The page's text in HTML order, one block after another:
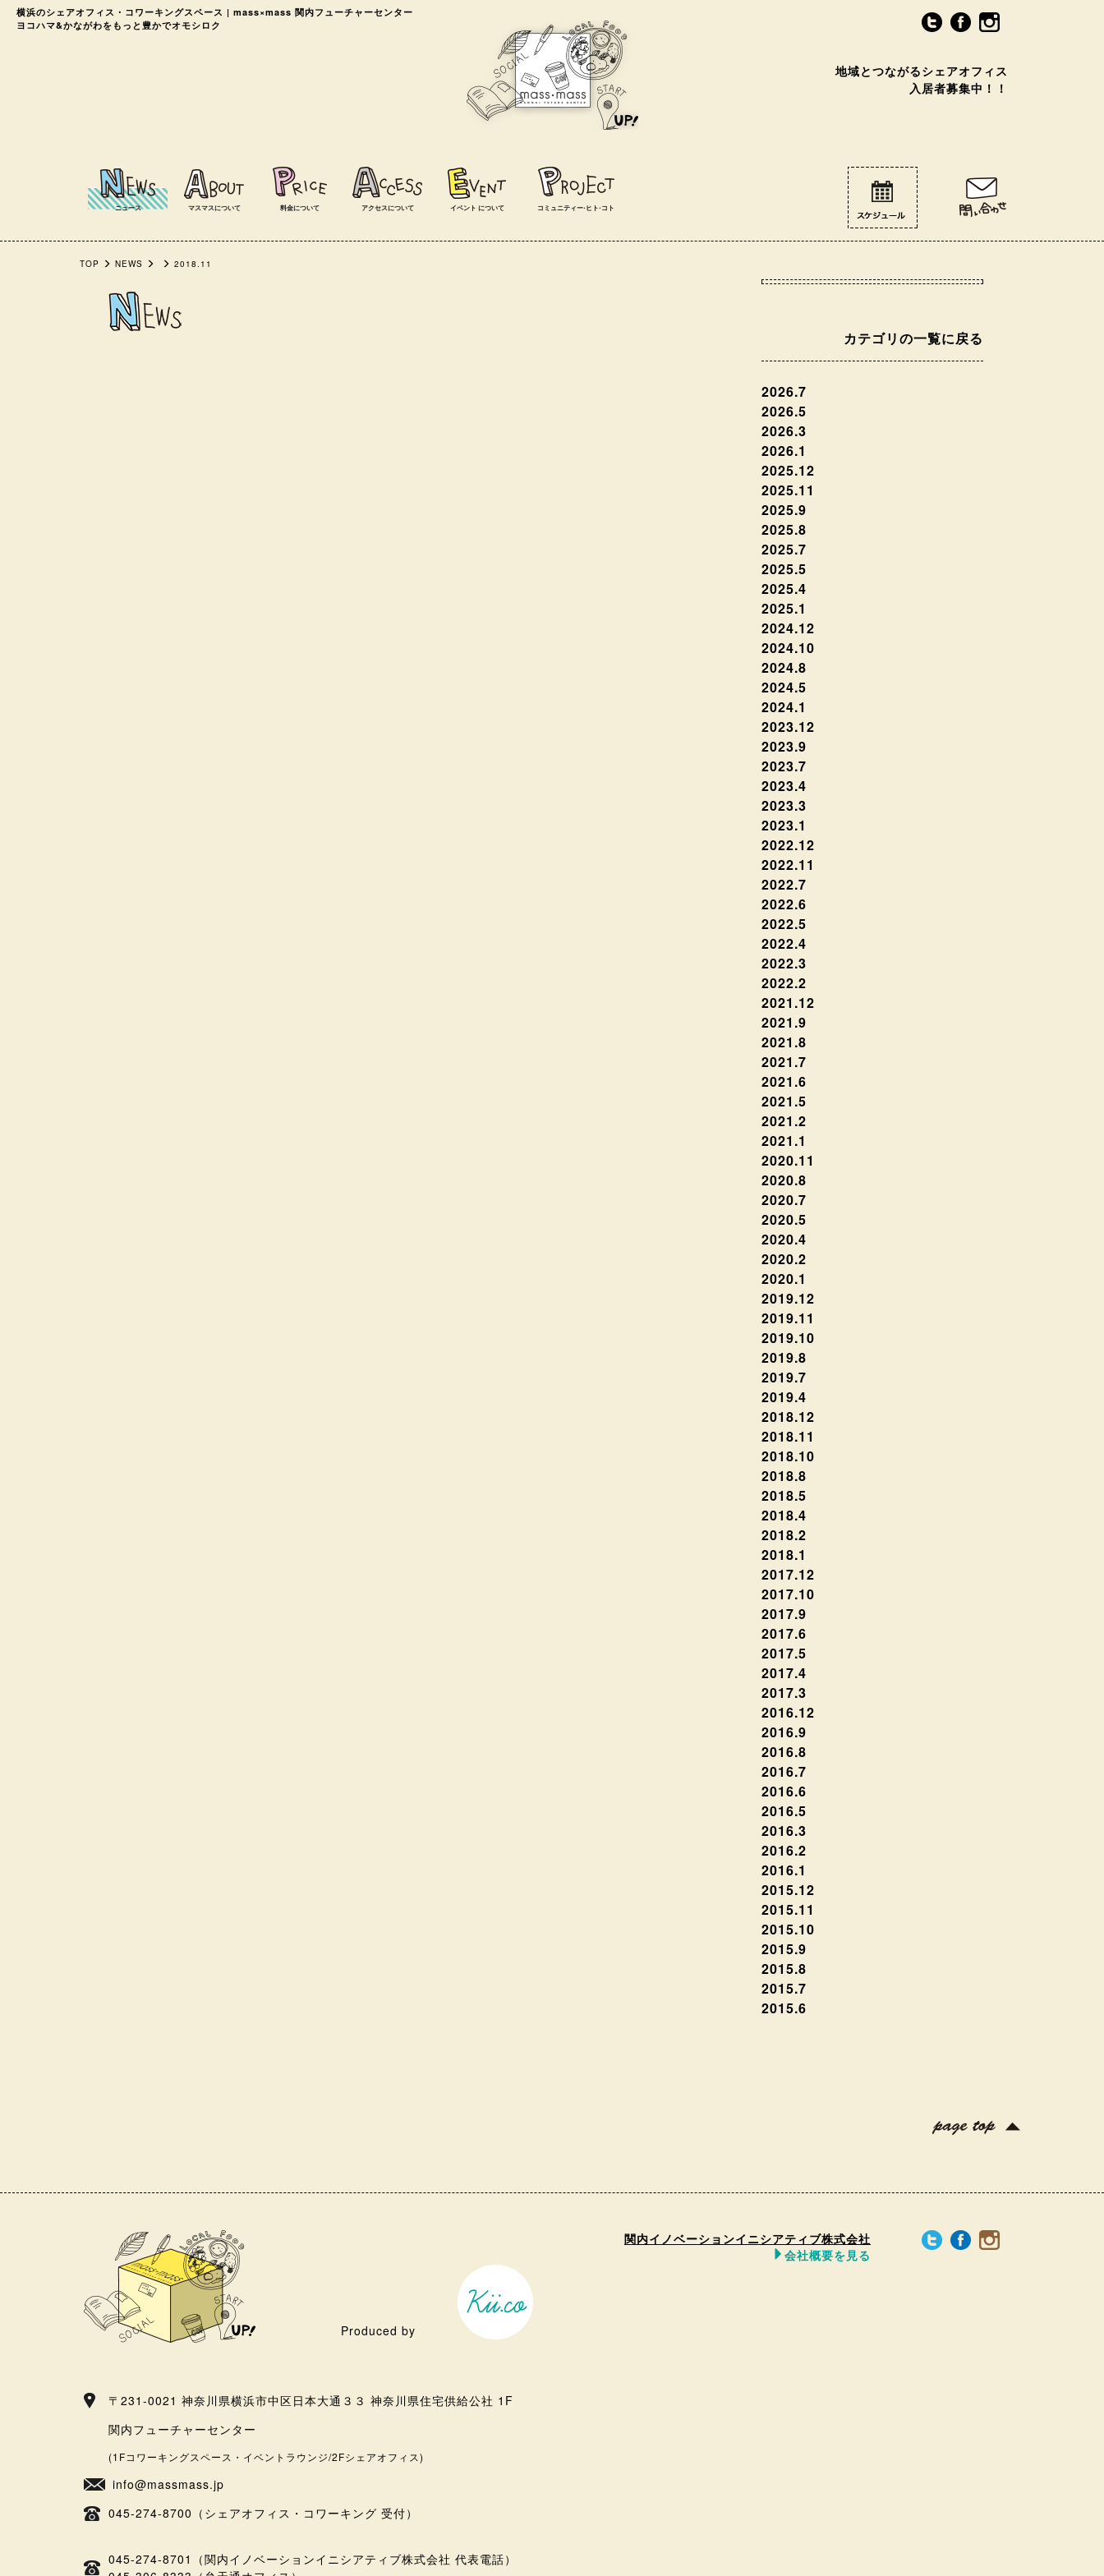
横浜のシェアオフィス・コワーキングスペース | mass×mass 関内フューチャーセンター
ヨコハマ&かながわをもっと豊かでオモシロク
地域とつながるシェアオフィス
入居者募集中！！
ニュース マスマスについて 料金について アクセスについて イベント について コミュニティー⋅ヒト⋅コト
TOP NEWS 2018.11
カテゴリの一覧に戻る
2026.7
2026.5
2026.3
2026.1
2025.12
2025.11
2025.9
2025.8
2025.7
2025.5
2025.4
2025.1
2024.12
2024.10
2024.8
2024.5
2024.1
2023.12
2023.9
2023.7
2023.4
2023.3
2023.1
2022.12
2022.11
2022.7
2022.6
2022.5
2022.4
2022.3
2022.2
2021.12
2021.9
2021.8
2021.7
2021.6
2021.5
2021.2
2021.1
2020.11
2020.8
2020.7
2020.5
2020.4
2020.2
2020.1
2019.12
2019.11
2019.10
2019.8
2019.7
2019.4
2018.12
2018.11
2018.10
2018.8
2018.5
2018.4
2018.2
2018.1
2017.12
2017.10
2017.9
2017.6
2017.5
2017.4
2017.3
2016.12
2016.9
2016.8
2016.7
2016.6
2016.5
2016.3
2016.2
2016.1
2015.12
2015.11
2015.10
2015.9
2015.8
2015.7
2015.6
Produced by
関内イノベーションイニシアティブ株式会社
会社概要を見る
〒231-0021 神奈川県横浜市中区日本大通３３ 神奈川県住宅供給公社 1F
関内フューチャーセンター
(1Fコワーキングスペース・イベントラウンジ/2Fシェアオフィス)
info@massmass.jp
045-274-8700（シェアオフィス・コワーキング 受付）
045-274-8701（関内イノベーションイニシアティブ株式会社 代表電話）